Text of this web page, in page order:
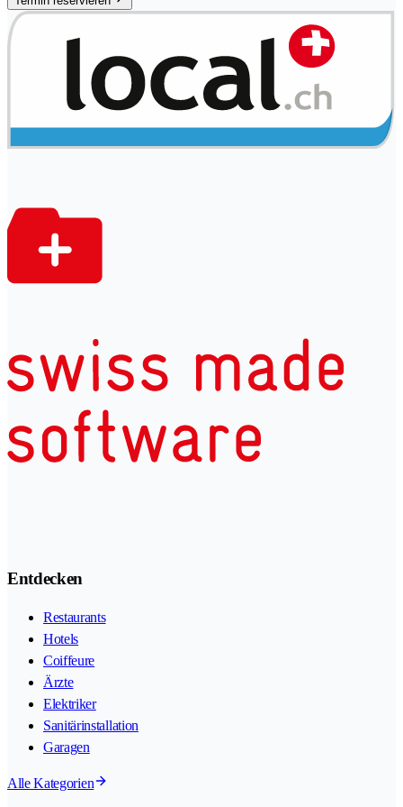
Entdecken
Restaurants
Hotels
Coiffeure
Ärzte
Elektriker
Sanitärinstallation
Garagen
Alle Kategorien